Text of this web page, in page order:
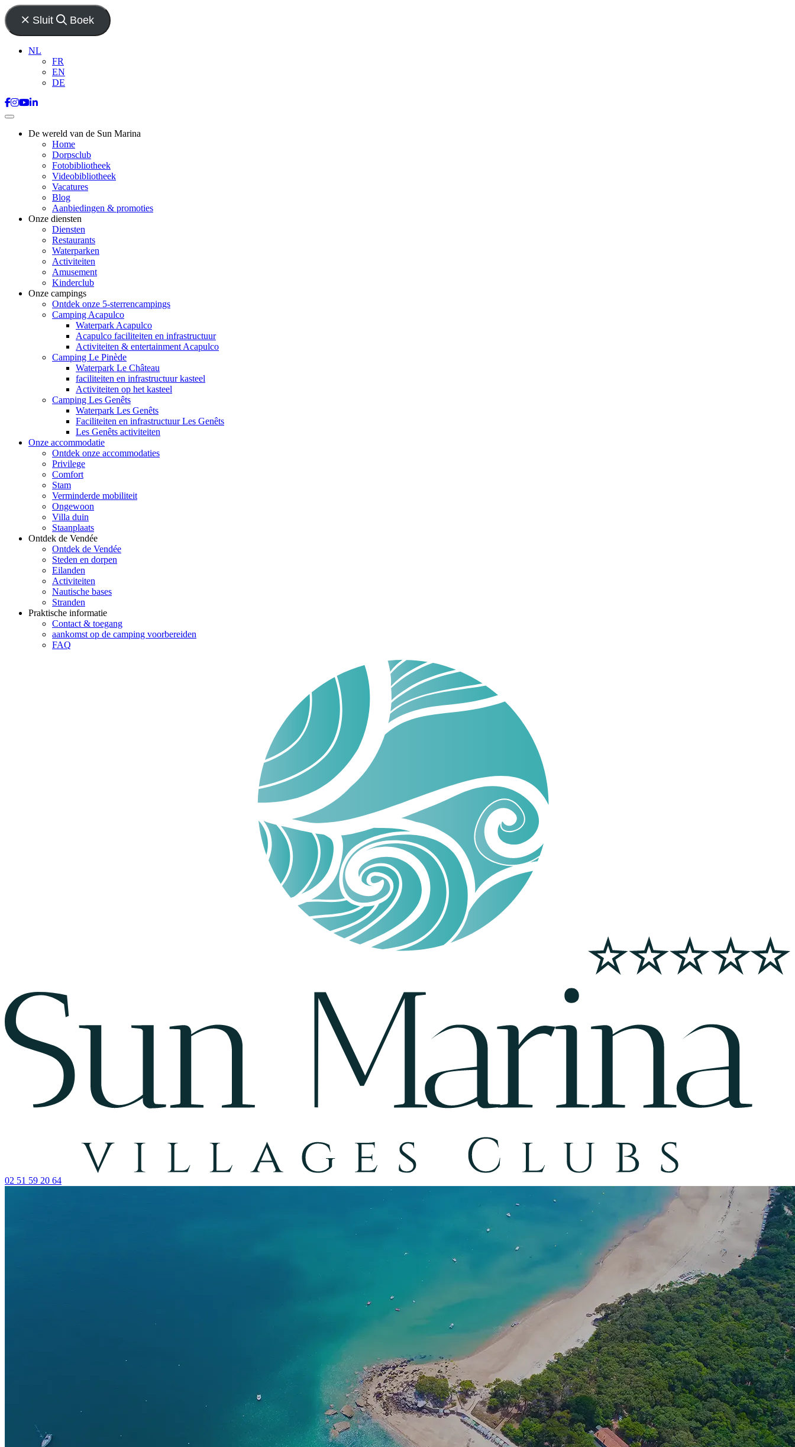
Sluit Boek
NL
FR
EN
DE
De wereld van de Sun Marina
Home
Dorpsclub
Fotobibliotheek
Videobibliotheek
Vacatures
Blog
Aanbiedingen & promoties
Onze diensten
Diensten
Restaurants
Waterparken
Activiteiten
Amusement
Kinderclub
Onze campings
Ontdek onze 5-sterrencampings
Camping Acapulco
Waterpark Acapulco
Acapulco faciliteiten en infrastructuur
Activiteiten & entertainment Acapulco
Camping Le Pinède
Waterpark Le Château
faciliteiten en infrastructuur kasteel
Activiteiten op het kasteel
Camping Les Genêts
Waterpark Les Genêts
Faciliteiten en infrastructuur Les Genêts
Les Genêts activiteiten
Onze accommodatie
Ontdek onze accommodaties
Privilege
Comfort
Stam
Verminderde mobiliteit
Ongewoon
Villa duin
Staanplaats
Ontdek de Vendée
Ontdek de Vendée
Steden en dorpen
Eilanden
Activiteiten
Nautische bases
Stranden
Praktische informatie
Contact & toegang
aankomst op de camping voorbereiden
FAQ
02 51 59 20 64